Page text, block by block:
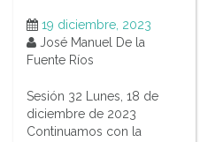
19 diciembre, 2023
José Manuel De la
Fuente Ríos
Sesión 32 Lunes, 18 de
diciembre de 2023
Continuamos con la